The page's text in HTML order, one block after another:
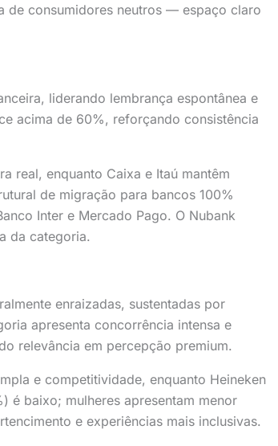
de consumidores neutros — espaço claro
liderando lembrança espontânea e
acima de 60%, reforçando consistência
real, enquanto Caixa e Itaú mantêm
de migração para bancos 100%
Inter e Mercado Pago. O Nubank
da categoria.
enraizadas, sustentadas por
apresenta concorrência intensa e
relevância em percepção premium.
e competitividade, enquanto Heineken
é baixo; mulheres apresentam menor
e experiências mais inclusivas.